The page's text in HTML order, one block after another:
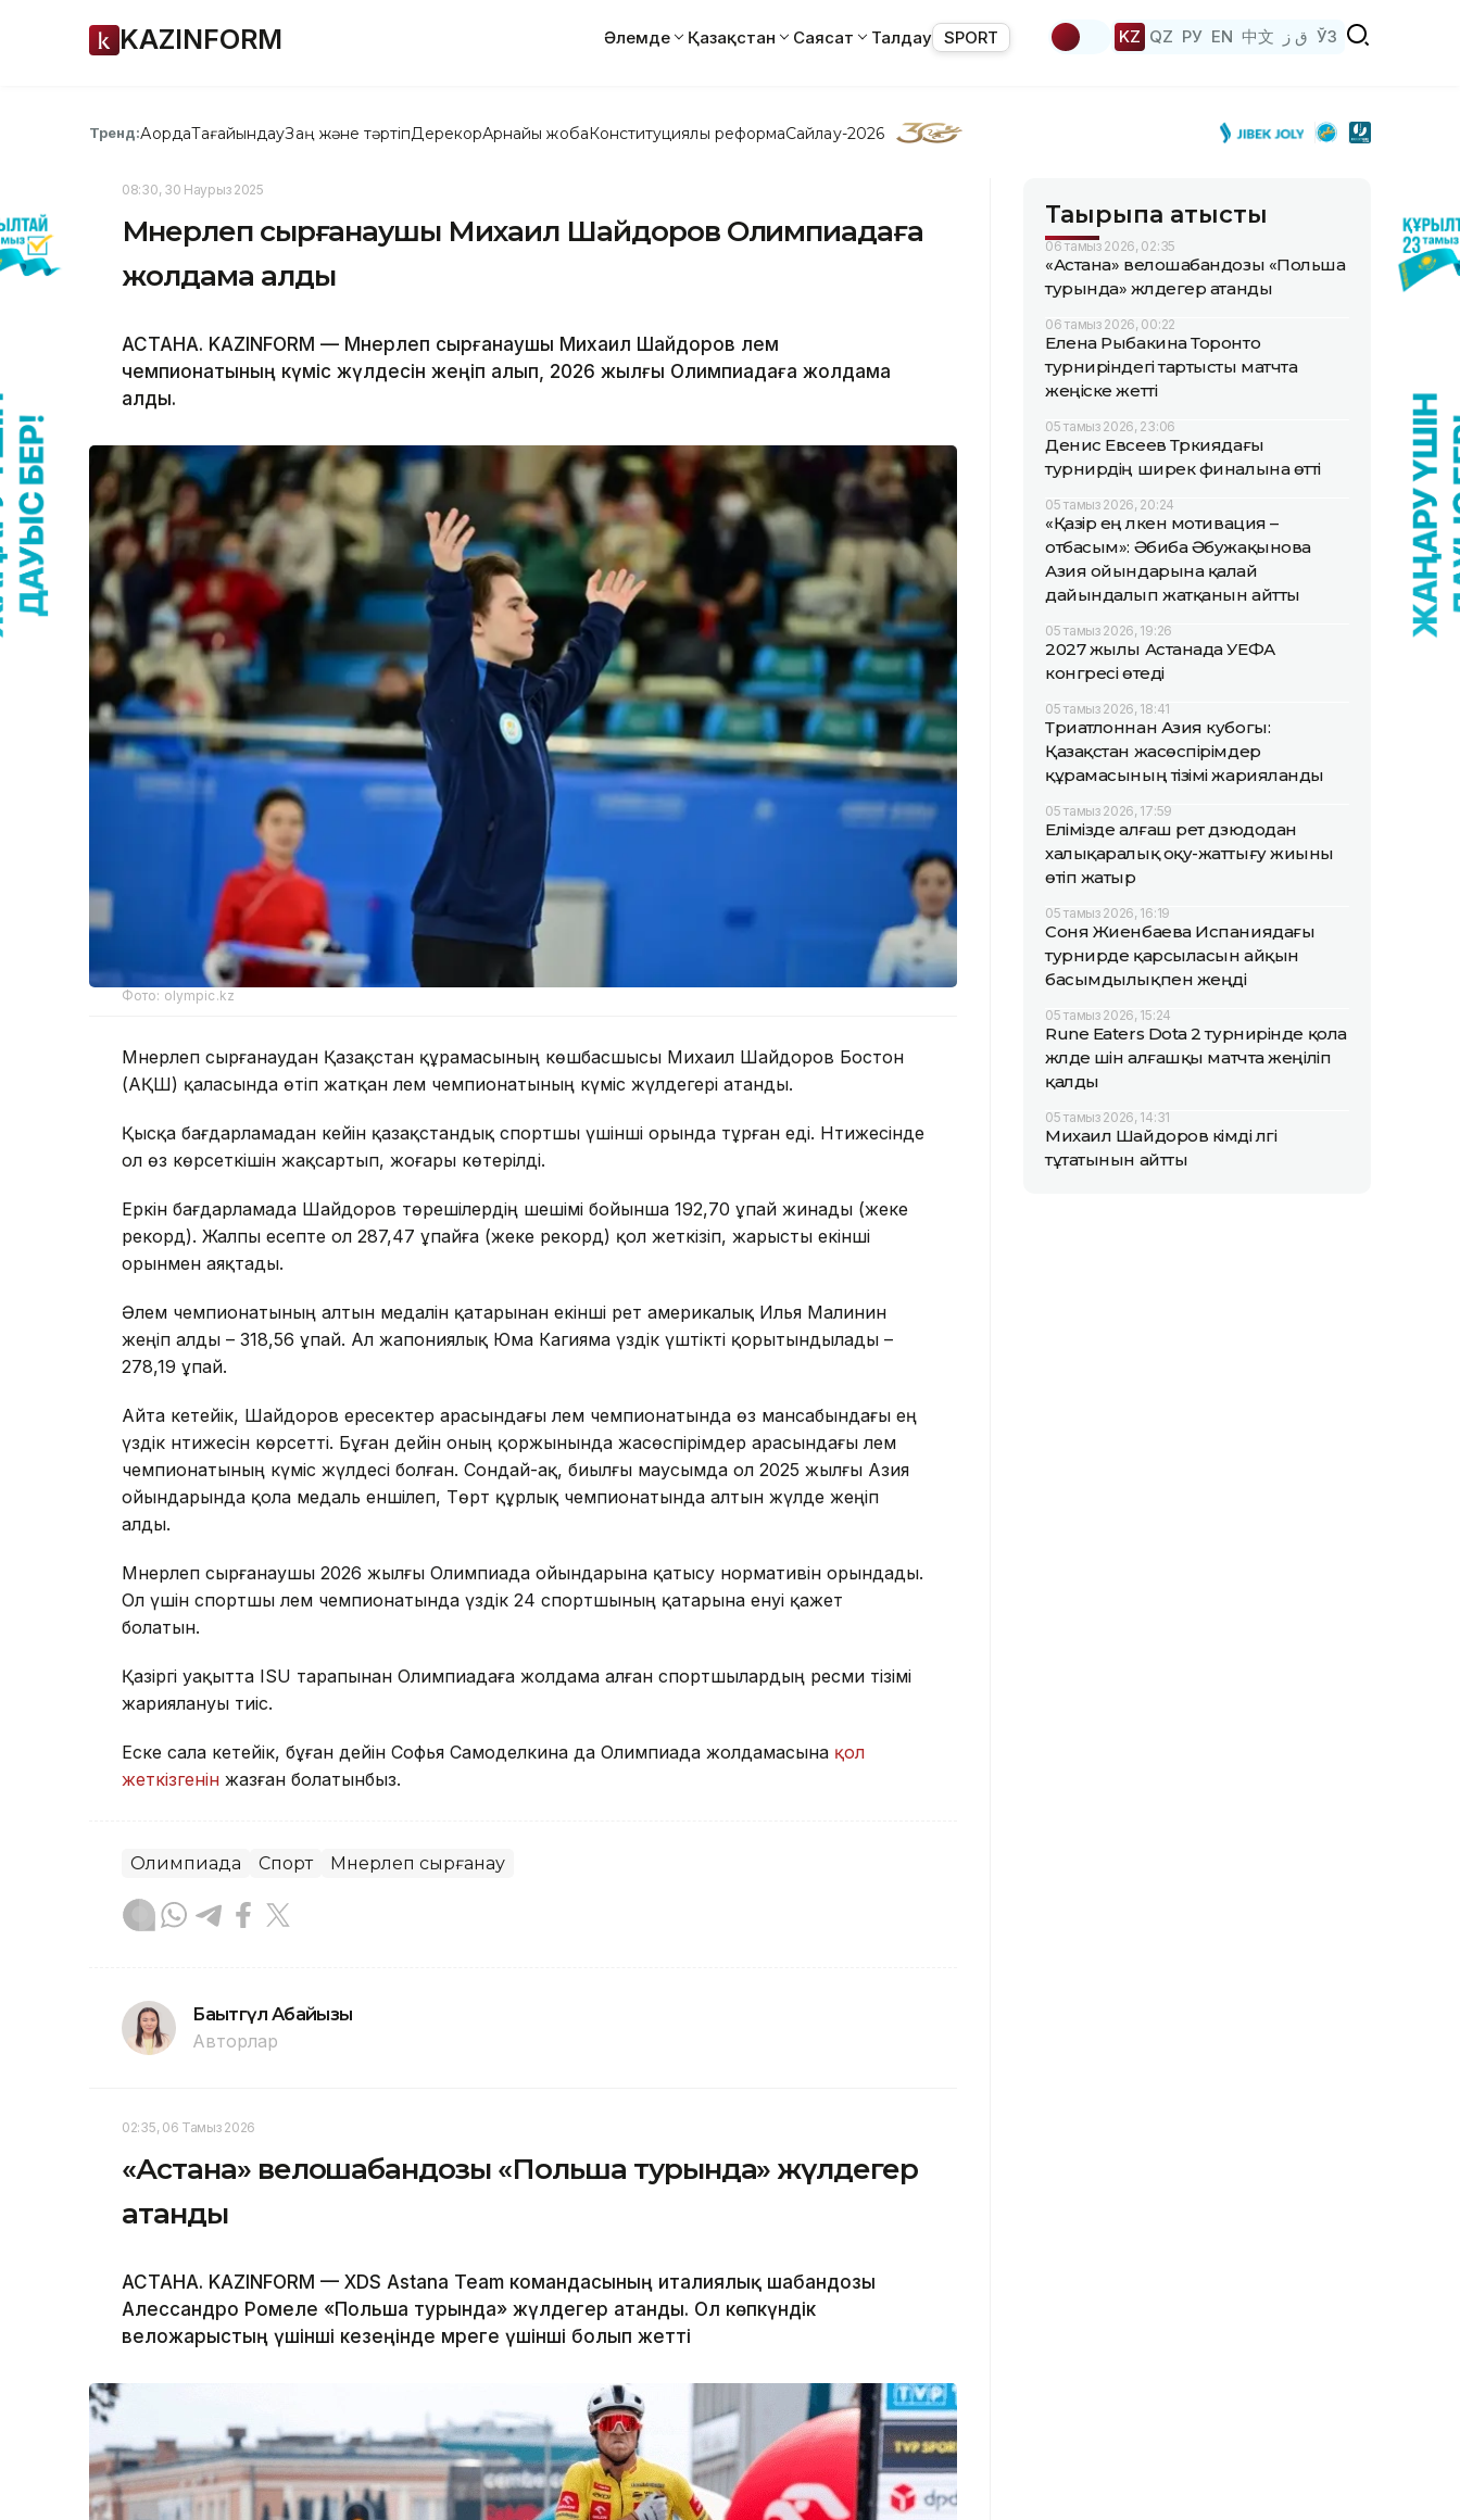
KAZINFORM Әлемде Қазақстан Саясат Талдау SPORT KZ QZ РУ EN 中文 ق ز ЎЗ
Тренд:АқордаТағайындауЗаң және тәртіпДерекқорАрнайы жобаКонституциялық реформаСайлау-2026
08:30, 30 Наурыз 2025
Мәнерлеп сырғанаушы Михаил Шайдоров Олимпиадаға
жолдама алды
АСТАНА. KAZINFORM — Мәнерлеп сырғанаушы Михаил Шайдоров әлем
чемпионатының күміс жүлдесін жеңіп алып, 2026 жылғы Олимпиадаға жолдама
алды.
Фото: olympic.kz
Мәнерлеп сырғанаудан Қазақстан құрамасының көшбасшысы Михаил Шайдоров Бостон
(АҚШ) қаласында өтіп жатқан әлем чемпионатының күміс жүлдегері атанды.
Қысқа бағдарламадан кейін қазақстандық спортшы үшінші орында тұрған еді. Нәтижесінде
ол өз көрсеткішін жақсартып, жоғары көтерілді.
Еркін бағдарламада Шайдоров төрешілердің шешімі бойынша 192,70 ұпай жинады (жеке
рекорд). Жалпы есепте ол 287,47 ұпайға (жеке рекорд) қол жеткізіп, жарысты екінші
орынмен аяқтады.
Әлем чемпионатының алтын медалін қатарынан екінші рет америкалық Илья Малинин
жеңіп алды – 318,56 ұпай. Ал жапониялық Юма Кагияма үздік үштікті қорытындылады –
278,19 ұпай.
Айта кетейік, Шайдоров ересектер арасындағы әлем чемпионатында өз мансабындағы ең
үздік нәтижесін көрсетті. Бұған дейін оның қоржынында жасөспірімдер арасындағы әлем
чемпионатының күміс жүлдесі болған. Сондай-ақ, биылғы маусымда ол 2025 жылғы Азия
ойындарында қола медаль еншілеп, Төрт құрлық чемпионатында алтын жүлде жеңіп
алды.
Мәнерлеп сырғанаушы 2026 жылғы Олимпиада ойындарына қатысу нормативін орындады.
Ол үшін спортшы әлем чемпионатында үздік 24 спортшының қатарына енуі қажет
болатын.
Қазіргі уақытта ISU тарапынан Олимпиадаға жолдама алған спортшылардың ресми тізімі
жариялануы тиіс.
Еске сала кетейік, бұған дейін Софья Самоделкина да Олимпиада жолдамасына қол
жеткізгенін жазған болатынбыз.
Олимпиада Спорт Мәнерлеп сырғанау
Бақытгүл Абайқызы
Авторлар
02:35, 06 Тамыз 2026
«Астана» велошабандозы «Польша турында» жүлдегер
атанды
АСТАНА. KAZINFORM — XDS Astana Team командасының италиялық шабандозы
Алессандро Ромеле «Польша турында» жүлдегер атанды. Ол көпкүндік
веложарыстың үшінші кезеңінде мәреге үшінші болып жетті
Тақырыпқа қатысты
06 тамыз 2026, 02:35
«Астана» велошабандозы «Польша
турында» жүлдегер атанды
06 тамыз 2026, 00:22
Елена Рыбакина Торонто
турниріндегі тартысты матчта
жеңіске жетті
05 тамыз 2026, 23:06
Денис Евсеев Түркиядағы
турнирдің ширек финалына өтті
05 тамыз 2026, 20:24
«Қазір ең үлкен мотивация –
отбасым»: Әбиба Әбужақынова
Азия ойындарына қалай
дайындалып жатқанын айтты
05 тамыз 2026, 19:26
2027 жылы Астанада УЕФА
конгресі өтеді
05 тамыз 2026, 18:41
Триатлоннан Азия кубогы:
Қазақстан жасөспірімдер
құрамасының тізімі жарияланды
05 тамыз 2026, 17:59
Елімізде алғаш рет дзюдодан
халықаралық оқу-жаттығу жиыны
өтіп жатыр
05 тамыз 2026, 16:19
Соня Жиенбаева Испаниядағы
турнирде қарсыласын айқын
басымдылықпен жеңді
05 тамыз 2026, 15:24
Rune Eaters Dota 2 турнирінде қола
жүлде үшін алғашқы матчта жеңіліп
қалды
05 тамыз 2026, 14:31
Михаил Шайдоров кімді үлгі
тұтатынын айтты